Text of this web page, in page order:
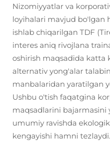
Nizomiyyatlar va
loyihalari mavjud bo'lgan
ishlab chiqarilgan TDF
interes aniq rivojlana
oshirish maqsadida katta
alternativ yong'alar
manbalaridan yaratilgan
Ushbu o'tish faqatgina
maqsadlarini bajarmasini
umumiy ravishda
kengayishi hamni tezlaydi.